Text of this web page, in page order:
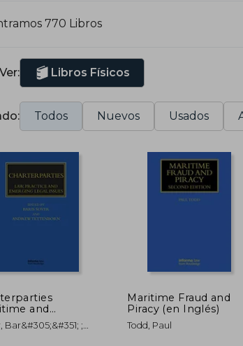
770 Libros
Ver: Libros Físicos
Todos Nuevos Usados
and
law Library)
Bar&#305;&#351; ;
Maritime Fraud and
Piracy (en Inglés)
Todd, Paul